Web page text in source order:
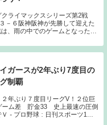
クライマックスシリーズ第2戦
－６阪神阪神が先勝して迎えた
、雨の中でのゲームとなった。
ウンド状態は最悪だった。内野
りとした水溜りが確認でき、外
ガースが2年ぶり7度目の
制覇
２年ぶり７度目リーグV！２位巨
ーム差 貯金33 史上最速の圧倒
Ｖ - プロ野球 : 日刊スポーツ1日